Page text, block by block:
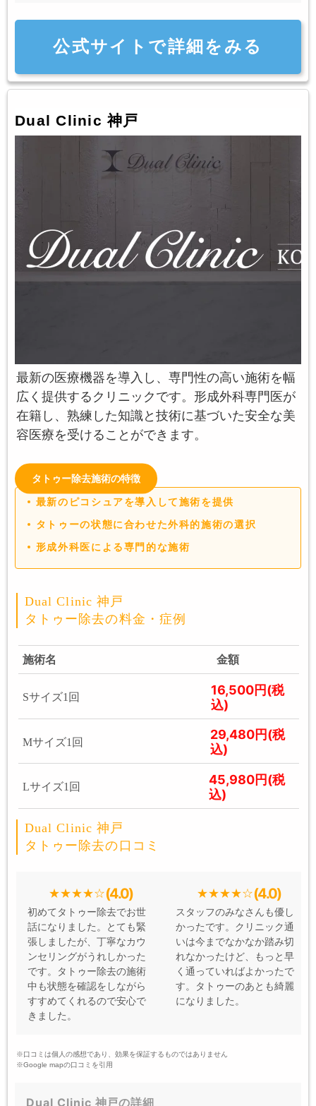
公式サイトで詳細をみる
Dual Clinic 神戸
最新の医療機器を導入し、専門性の高い施術を幅
広く提供するクリニックです。形成外科専門医が
在籍し、熟練した知識と技術に基づいた安全な美
容医療を受けることができます。
タトゥー除去施術の特徴
最新のピコシュアを導入して施術を提供
タトゥーの状態に合わせた外科的施術の選択
形成外科医による専門的な施術
Dual Clinic 神戸
タトゥー除去の料金・症例
施術名 金額
Sサイズ1回
16,500円(税
込)
Mサイズ1回
29,480円(税
込)
Lサイズ1回
45,980円(税
込)
Dual Clinic 神戸
タトゥー除去の口コミ
(4.0)
初めてタトゥー除去でお世
話になりました。とても緊
張しましたが、丁寧なカウ
ンセリングがうれしかった
です。タトゥー除去の施術
中も状態を確認をしながら
すすめてくれるので安心で
きました。
(4.0)
スタッフのみなさんも優し
かったです。クリニック通
いは今までなかなか踏み切
れなかったけど、もっと早
く通っていればよかったで
す。タトゥーのあとも綺麗
になりました。
※口コミは個人の感想であり、効果を保証するものではありません
※Google mapの口コミを引用
Dual Clinic 神戸の詳細